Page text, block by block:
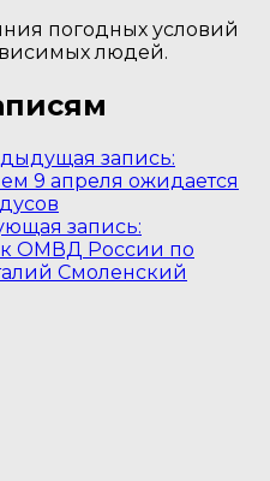
погодных условий
людей.
запись:
9 апреля ожидается
запись:
ОМВД России по
Смоленский